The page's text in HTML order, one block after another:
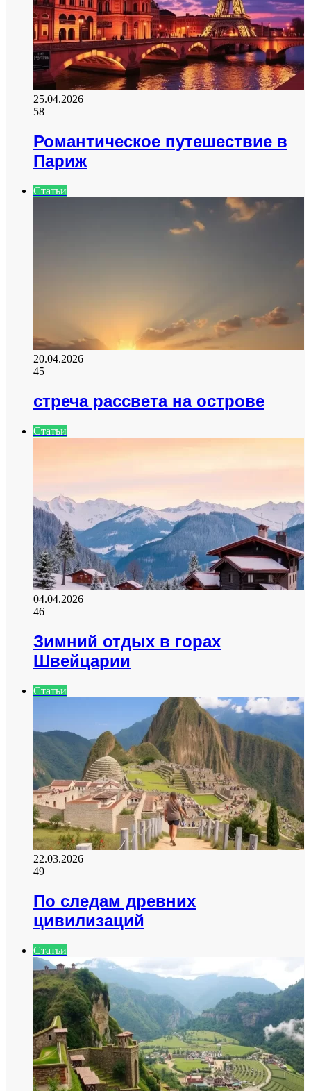
25.04.2026
58
Романтическое путешествие в
Париж
Статьи
20.04.2026
45
стреча рассвета на острове
Статьи
04.04.2026
46
Зимний отдых в горах
Швейцарии
Статьи
22.03.2026
49
По следам древних
цивилизаций
Статьи